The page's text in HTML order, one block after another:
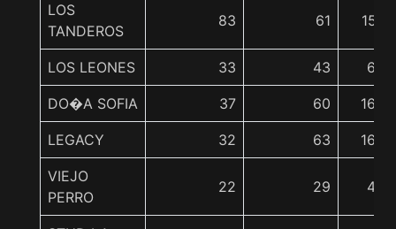
LOS
TANDEROS
83 61 157
LOS LEONES 33 43 69
DO�A SOFIA 37 60 165
LEGACY 32 63 168
VIEJO
PERRO
22 29 45